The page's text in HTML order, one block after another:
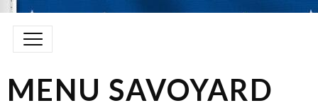
MENU SAVOYARD